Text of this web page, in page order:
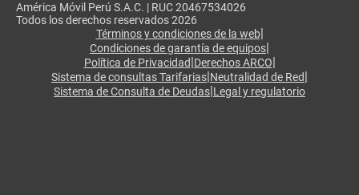
América Móvil Perú S.A.C. | RUC 20467534026
Todos los derechos reservados 2026
Términos y condiciones de la web|
Condiciones de garantía de equipos|
Política de Privacidad|Derechos ARCO|
Sistema de consultas Tarifarias|Neutralidad de Red|
Sistema de Consulta de Deudas|Legal y regulatorio